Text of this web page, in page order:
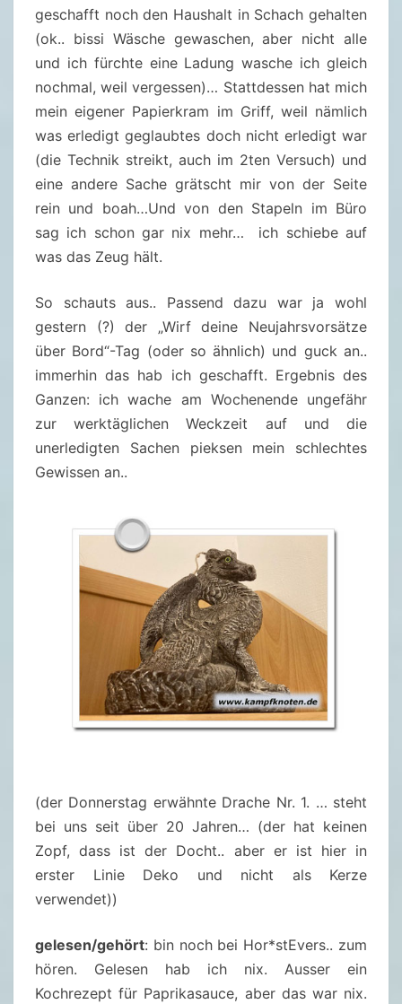
.
2
0
2
5
)
geschafft noch den Haushalt in Schach gehalten
(ok.. bissi Wäsche gewaschen, aber nicht alle
und ich fürchte eine Ladung wasche ich gleich
nochmal, weil vergessen)… Stattdessen hat mich
mein eigener Papierkram im Griff, weil nämlich
was erledigt geglaubtes doch nicht erledigt war
(die Technik streikt, auch im 2ten Versuch) und
eine andere Sache grätscht mir von der Seite
rein und boah…Und von den Stapeln im Büro
sag ich schon gar nix mehr… ich schiebe auf
was das Zeug hält.
So schauts aus.. Passend dazu war ja wohl
gestern (?) der „Wirf deine Neujahrsvorsätze
über Bord“-Tag (oder so ähnlich) und guck an..
immerhin das hab ich geschafft. Ergebnis des
Ganzen: ich wache am Wochenende ungefähr
zur werktäglichen Weckzeit auf und die
unerledigten Sachen pieksen mein schlechtes
Gewissen an..
(der Donnerstag erwähnte Drache Nr. 1. … steht
bei uns seit über 20 Jahren… (der hat keinen
Zopf, dass ist der Docht.. aber er ist hier in
erster Linie Deko und nicht als Kerze
verwendet))
gelesen/gehört: bin noch bei Hor*stEvers.. zum
hören. Gelesen hab ich nix. Ausser ein
Kochrezept für Paprikasauce, aber das war nix.